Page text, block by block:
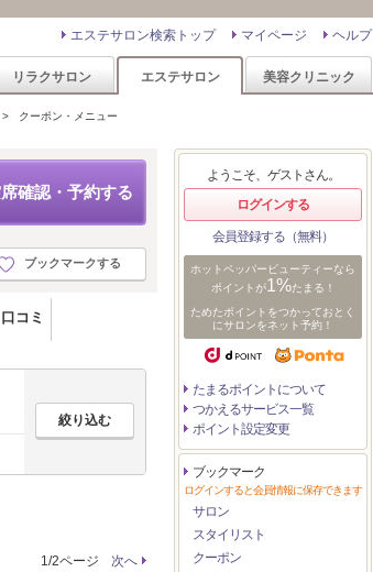
ヘルプ
マイページ
エステサロン検索トップ
リラクサロン エステサロン 美容クリニック
> クーポン・メニュー
確認・予約する
ブックマークする
口コミ
1/2ページ 次へ
ようこそ、ゲストさん。
ログインする
会員登録する（無料）
ホットペッパービューティーなら
ポイントが1%たまる！
ためたポイントをつかっておとく
にサロンをネット予約！
たまるポイントについて
つかえるサービス一覧
ポイント設定変更
ブックマーク
ログインすると会員情報に保存できます
サロン
スタイリスト
クーポン